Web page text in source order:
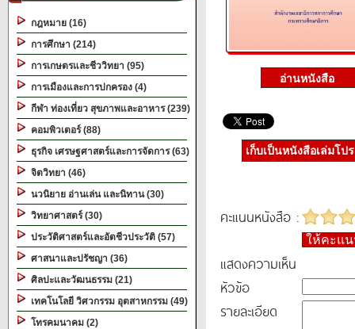
กฎหมาย (16)
การศึกษา (214)
การเกษตรและชีววิทยา (95)
การเมืองและการปกครอง (4)
กีฬา ท่องเที่ยว สุขภาพและอาหาร (239)
คอมพิวเตอร์ (88)
ธุรกิจ เศรษฐศาสตร์และการจัดการ (63)
จิตวิทยา (46)
นวนิยาย อ่านเล่น และนิทาน (30)
วิทยาศาสตร์ (30)
ประวัติศาสตร์และอัตชีวประวัติ (57)
ศาสนาและปรัชญา (36)
ศิลปะและวัฒนธรรม (21)
เทคโนโลยี วิศวกรรม อุตสาหกรรม (49)
โทรคมนาคม (2)
เก็บเป็นหนังสือเล่มโป
คะแนนหนังสือ :
ให้คะแ
แสดงความเห็น
หัวข้อ
รายละเอียด